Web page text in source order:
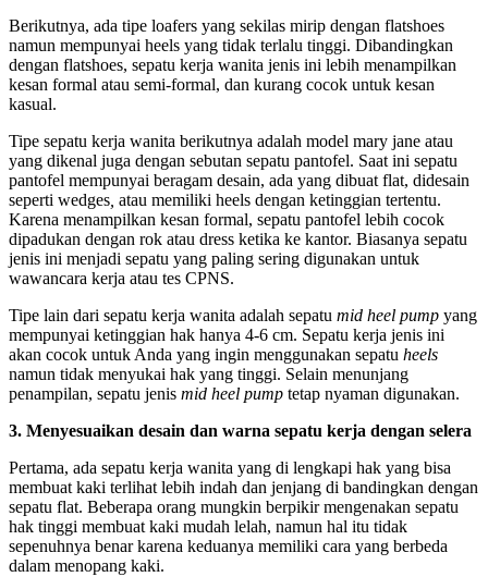
Berikutnya, ada tipe loafers yang sekilas mirip dengan flatshoes
namun mempunyai heels yang tidak terlalu tinggi. Dibandingkan
dengan flatshoes, sepatu kerja wanita jenis ini lebih menampilkan
kesan formal atau semi-formal, dan kurang cocok untuk kesan
kasual.
Tipe sepatu kerja wanita berikutnya adalah model mary jane atau
yang dikenal juga dengan sebutan sepatu pantofel. Saat ini sepatu
pantofel mempunyai beragam desain, ada yang dibuat flat, didesain
seperti wedges atau memiliki heels dengan ketinggian tertentu.
Karena menampilkan kesan formal, sepatu pantofel lebih cocok
dipadukan dengan rok atau dress ketika ke kantor. Biasanya sepatu
jenis ini menjadi sepatu yang paling sering digunakan untuk
wawancara kerja atau tes CPNS.
Tipe lain dari sepatu kerja wanita adalah sepatu mid heel pump yang
mempunyai ketinggian hak hanya 4-6 cm. Sepatu kerja jenis ini
akan cocok untuk Anda yang ingin menggunakan sepatu heels
namun tidak menyukai hak yang tinggi. Selain menunjang
penampilan, sepatu jenis mid heel pump tetap nyaman digunakan.
3. Menyesuaikan desain dan warna sepatu kerja dengan selera
Pertama, ada sepatu kerja wanita yang di lengkapi hak yang bisa
membuat kaki terlihat lebih indah dan jenjang di bandingkan dengan
sepatu flat. Beberapa orang mungkin berpikir mengenakan sepatu
hak tinggi membuat kaki mudah lelah, namun hal itu tidak
sepenuhnya benar karena keduanya memiliki cara yang berbeda
dalam menopang kaki.